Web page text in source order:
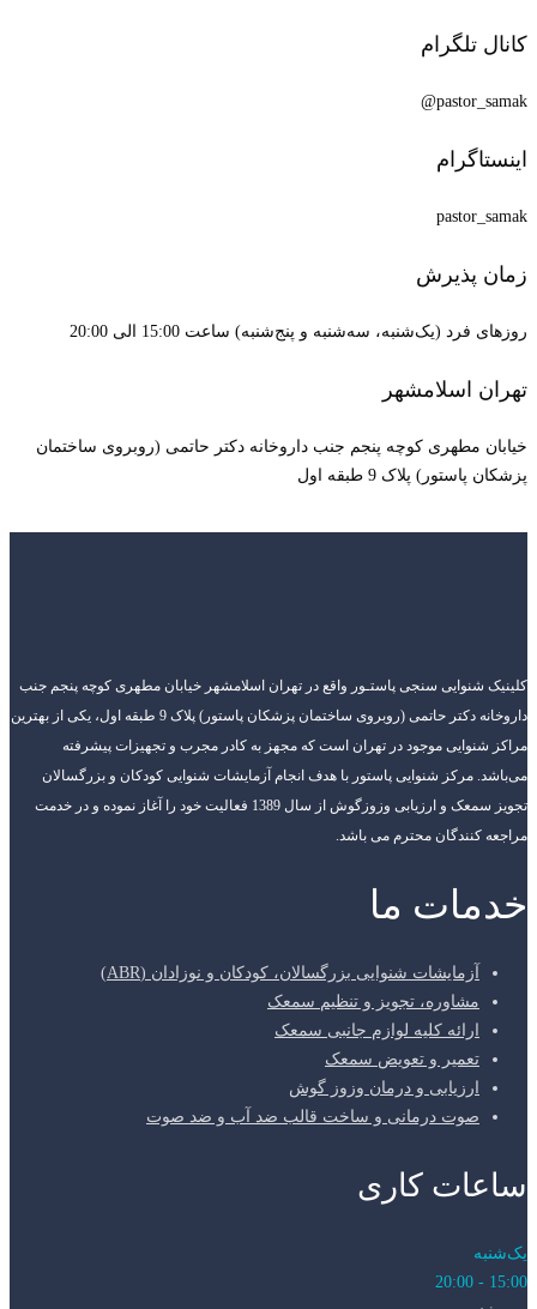
کانال تلگرام
pastor_samak@
اینستاگرام
pastor_samak
زمان پذیرش
روزهای فرد (یک‌شنبه، سه‌شنبه و پنج‌شنبه) ساعت 15:00 الی 20:00
تهران اسلامشهر
خیابان مطهری کوچه پنجم جنب داروخانه دکتر حاتمی (روبروی ساختمان
پزشکان پاستور) پلاک 9 طبقه اول
کلینیک شنوایی سنجی پاستـور واقع در تهران اسلامشهر خیابان مطهری کوچه پنجم جنب
داروخانه دکتر حاتمی (روبروی ساختمان پزشکان پاستور) پلاک 9 طبقه اول، یکی از بهترین
مراکز شنوایی موجود در تهران است که مجهز به کادر مجرب و تجهیزات پیشرفته
می‌باشد. مرکز شنوایی پاستور با هدف انجام آزمایشات شنوایی کودکان و بزرگسالان
تجویز سمعک و ارزیابی وزوزگوش از سال 1389 فعالیت خود را آغاز نموده و در خدمت
مراجعه کنندگان محترم می باشد.
خدمات ما
آزمایشات شنوایی بزرگسالان، کودکان و نوزادان (ABR)
مشاوره، تجویز و تنظیم سمعک
ارائه کلیه لوازم جانبی سمعک
تعمیر و تعویض سمعک
ارزیابی و درمان وزوز گوش
صوت درمانی و ساخت قالب ضد آب و ضد صوت
ساعات کاری
یک‌شنبه
15:00 - 20:00